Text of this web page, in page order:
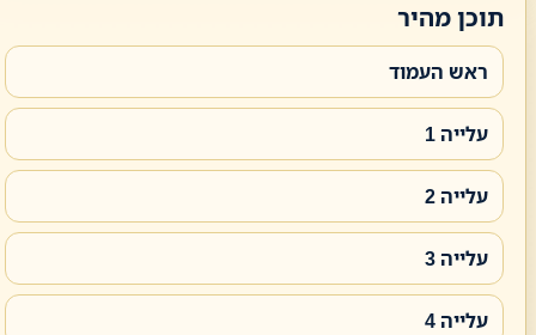
תוכן מהיר
ראש העמוד
עלייה 1
עלייה 2
עלייה 3
עלייה 4